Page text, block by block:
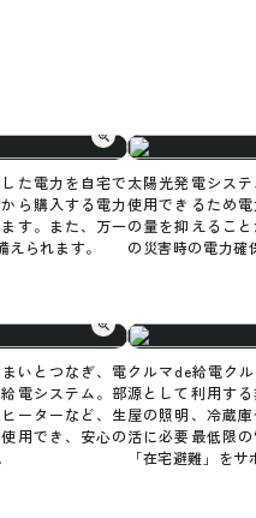
た電力を自宅で
ら購入する電力
す。また、万一
られます。
太陽光発電シス
使用できるため
の量を抑えるこ
の災害時の電力確
いとつなぎ、電
電システム。部
ーターなど、生
用でき、安心の
クルマde給電ク
源として利用す
屋の照明、冷蔵
活に必要最低限
「在宅避難」をサ